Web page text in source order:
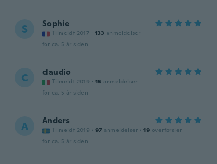
S Sophie
Tilmeldt 2017 · 133 anmeldelser
for ca. 5 år siden
C claudio
Tilmeldt 2019 · 15 anmeldelser
for ca. 5 år siden
A Anders
Tilmeldt 2019 · 97 anmeldelser · 19 overførsler
for ca. 5 år siden